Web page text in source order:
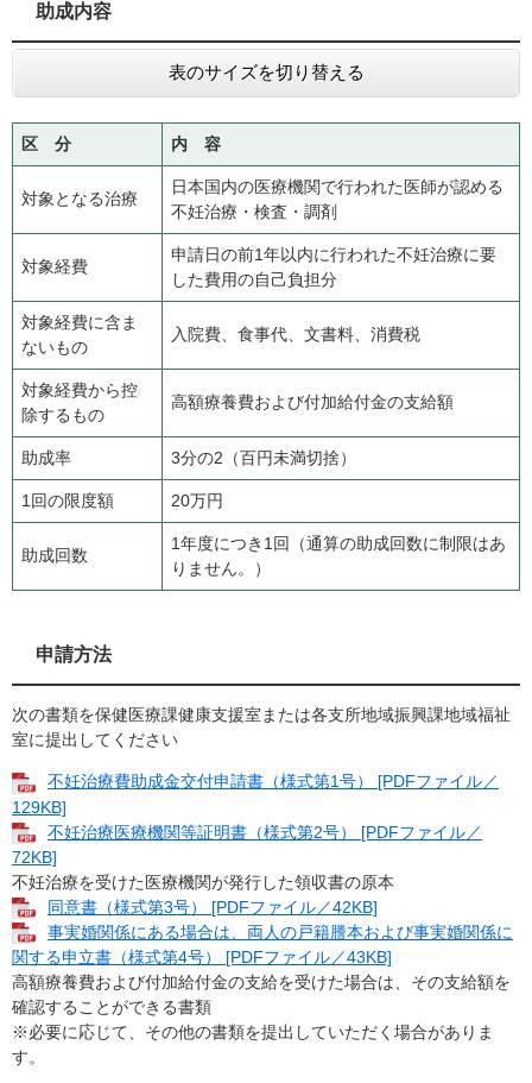
助成内容
表のサイズを切り替える
区 分 内 容
対象となる治療
日本国内の医療機関で行われた医師が認める
不妊治療・検査・調剤
対象経費
申請日の前1年以内に行われた不妊治療に要
した費用の自己負担分​
対象経費に含ま
ないもの
入院費、食事代、文書料、消費税
対象経費から控
除するもの
高額療養費および付加給付金の支給額
助成率 3分の2（百円未満切捨）
1回の限度額 20万円
助成回数
1年度につき1回（通算の助成回数に制限はあ
りません。）
申請方法
次の書類を保健医療課健康支援室または各支所地域振興課地域福祉
室に提出してください
不妊治療費助成金交付申請書（様式第1号） [PDFファイル／
129KB]
不妊治療医療機関等証明書（様式第2号） [PDFファイル／
72KB]
不妊治療を受けた医療機関が発行した領収書の原本
同意書（様式第3号） [PDFファイル／42KB]
事実婚関係にある場合は、両人の戸籍謄本および事実婚関係に
関する申立書（様式第4号） [PDFファイル／43KB]
高額療養費および付加給付金の支給を受けた場合は、その支給額を
確認することができる書類
※必要に応じて、その他の書類を提出していただく場合がありま
す。